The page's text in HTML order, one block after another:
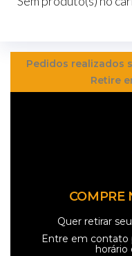
Pedidos realizados
Retire
COMPRE
Quer retirar
Entre em contato
horário